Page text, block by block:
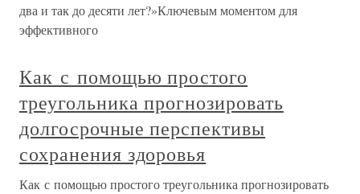
два и так до десяти лет?»Ключевым моментом для
эффективного
Как с помощью простого
треугольника прогнозировать
долгосрочные перспективы
сохранения здоровья
Как с помощью простого треугольника прогнозировать